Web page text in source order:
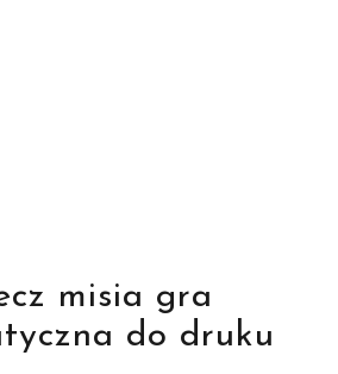
misia gra
do druku